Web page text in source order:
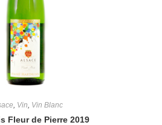
Vin Vin Blanc
Fleur de Pierre 2019